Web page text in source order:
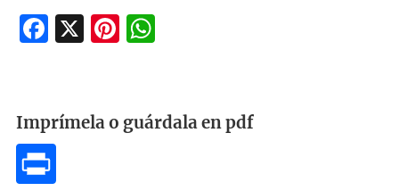
Facebook
X Pinterest
WhatsApp
Imprímela o guárdala en pdf